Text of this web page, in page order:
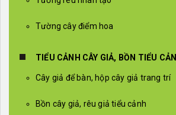
Tường cây điểm hoa
TIỂU CẢNH CÂY GIẢ, BỒN TIỂU
Cây giả để bàn, hộp cây giả trang trí
Bồn cây giả, rêu giả tiểu cảnh